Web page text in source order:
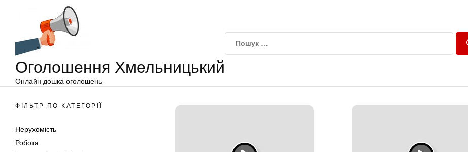
Оголошення Хмельницький
Онлайн дошка оголошень
ФІЛЬТР ПО КАТЕГОРІЇ
Нерухомість
Робота